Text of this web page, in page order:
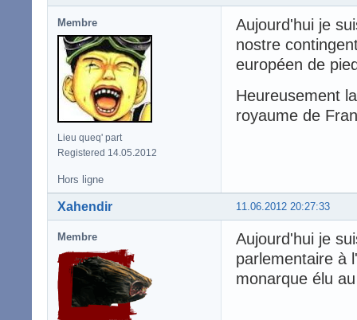
Membre
Lieu queq' part
Registered 14.05.2012
Aujourd'hui je
nostre
européen de
Heureusement
royaume de
Hors ligne
11.06.2012 20:27:33
Xahendir
Membre
Aujourd'hui je
parlementaire à
monarque élu